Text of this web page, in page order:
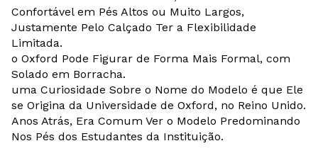
Confortável em Pés Altos ou Muito Largos,
Justamente Pelo Calçado Ter a Flexibilidade
Limitada.
o Oxford Pode Figurar de Forma Mais Formal, com
Solado em Borracha.
uma Curiosidade Sobre o Nome do Modelo é que Ele
se Origina da Universidade de Oxford, no Reino Unido.
Anos Atrás, Era Comum Ver o Modelo Predominando
Nos Pés dos Estudantes da Instituição.